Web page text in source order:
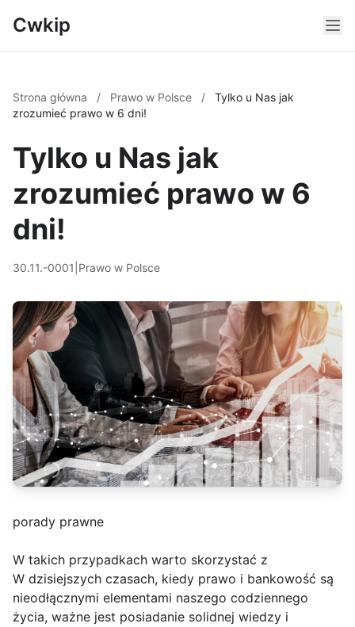
Cwkip
Strona główna / Prawo w Polsce /
Tylko u Nas jak
zrozumieć prawo w 6 dni!
Tylko u Nas jak
zrozumieć prawo w 6
dni!
30.11.-0001 Prawo w Polsce
porady prawne
W takich przypadkach warto skorzystać z
W dzisiejszych czasach, kiedy prawo i bankowość są
nieodłącznymi elementami naszego codziennego
życia, ważne jest posiadanie solidnej wiedzy i